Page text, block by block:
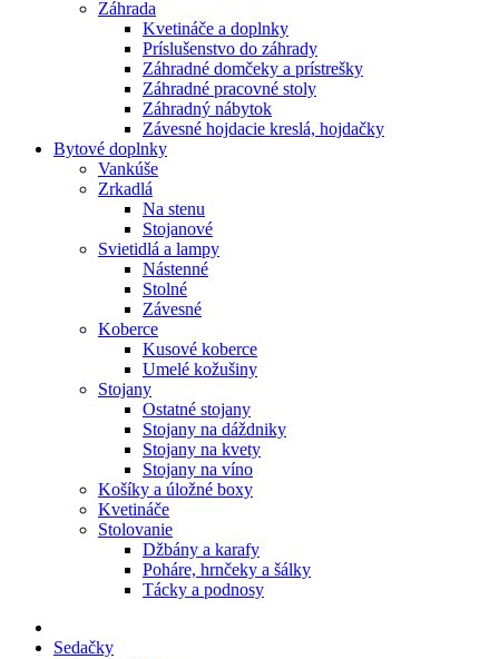
Záhrada
Kvetináče a doplnky
Príslušenstvo do záhrady
Záhradné domčeky a prístrešky
Záhradné pracovné stoly
Záhradný nábytok
Závesné hojdacie kreslá, hojdačky
Bytové doplnky
Vankúše
Zrkadlá
Na stenu
Stojanové
Svietidlá a lampy
Nástenné
Stolné
Závesné
Koberce
Kusové koberce
Umelé kožušiny
Stojany
Ostatné stojany
Stojany na dáždniky
Stojany na kvety
Stojany na víno
Košíky a úložné boxy
Kvetináče
Stolovanie
Džbány a karafy
Poháre, hrnčeky a šálky
Tácky a podnosy
Sedačky